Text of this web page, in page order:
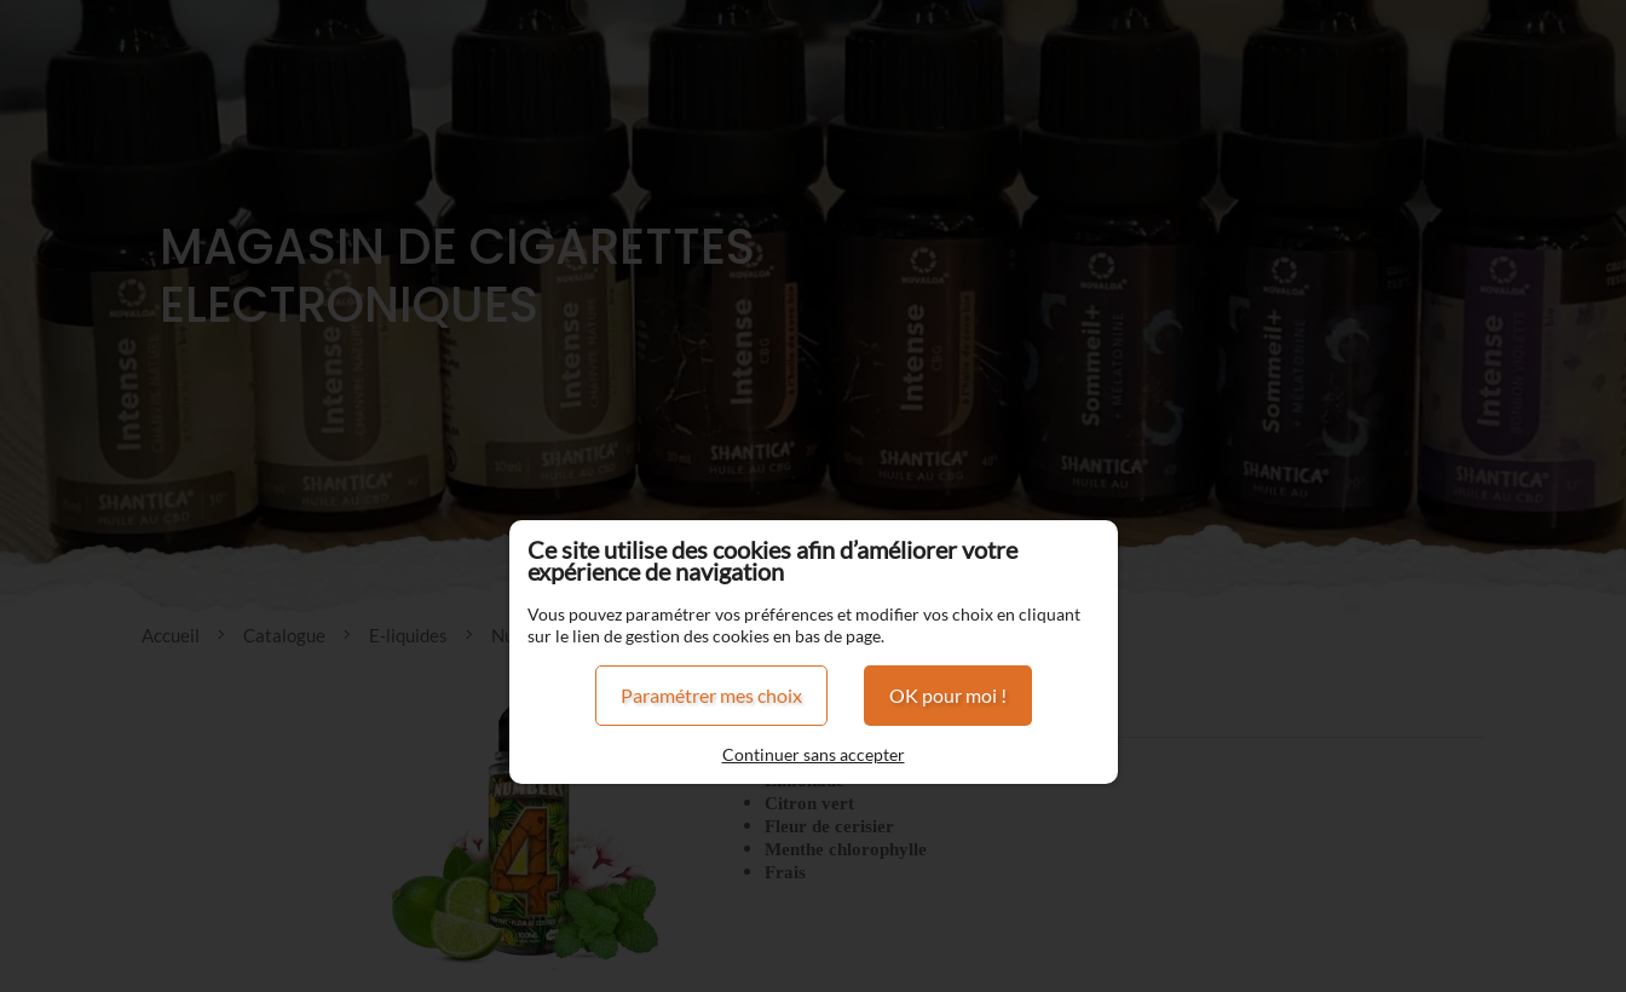
MAGASIN DE CIGARETTES
ELECTRONIQUES
Accueil Catalogue E-liquides Numbers Numbers 4
Numbers 4
Limonade
Citron vert
Fleur de cerisier
Menthe chlorophylle
Frais
Ce site utilise des cookies afin d’améliorer votre
expérience de navigation
Vous pouvez paramétrer vos préférences et modifier vos choix en cliquant
sur le lien de gestion des cookies en bas de page.
Paramétrer mes choix OK pour moi !
Continuer sans accepter